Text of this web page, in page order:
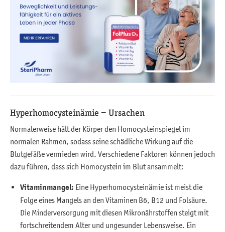
Hyperhomocysteinämie − Ursachen
Normalerweise hält der Körper den Homocysteinspiegel im
normalen Rahmen, sodass seine schädliche Wirkung auf die
Blutgefäße vermieden wird. Verschiedene Faktoren können jedoch
dazu führen, dass sich Homocystein im Blut ansammelt:
Vitaminmangel: Eine Hyperhomocysteinämie ist meist die
Folge eines Mangels an den Vitaminen B6, B12 und Folsäure.
Die Minderversorgung mit diesen Mikronährstoffen steigt mit
fortschreitendem Alter und ungesunder Lebensweise. Ein